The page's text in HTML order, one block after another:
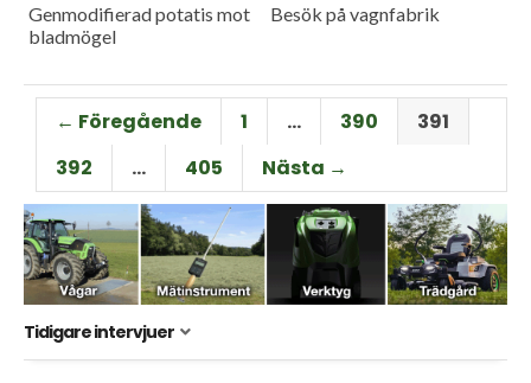
Genmodifierad potatis mot
bladmögel
Besök på vagnfabrik
← Föregående 1 … 390
391
392
… 405 Nästa →
Tidigare intervjuer